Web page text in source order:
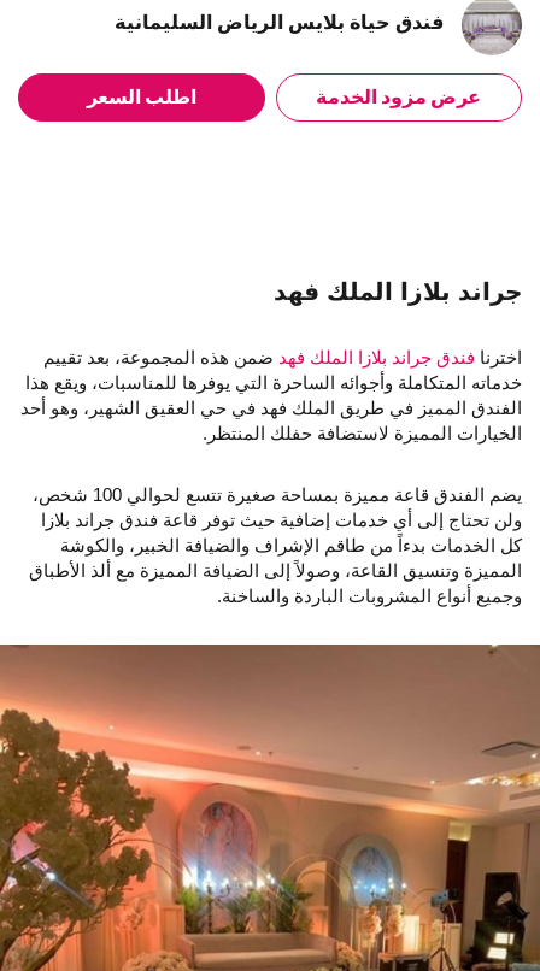
فندق حياة بلايس الرياض السليمانية
عرض مزود الخدمة اطلب السعر
جراند بلازا الملك فهد
اخترنا فندق جراند بلازا الملك فهد ضمن هذه المجموعة، بعد تقييم
خدماته المتكاملة وأجوائه الساحرة التي يوفرها للمناسبات، ويقع هذا
الفندق المميز في طريق الملك فهد في حي العقيق الشهير، وهو أحد
الخيارات المميزة لاستضافة حفلك المنتظر.
يضم الفندق قاعة مميزة بمساحة صغيرة تتسع لحوالي 100 شخص،
ولن تحتاج إلى أي خدمات إضافية حيث توفر قاعة فندق جراند بلازا
كل الخدمات بدءاً من طاقم الإشراف والضيافة الخبير، والكوشة
المميزة وتنسيق القاعة، وصولاً إلى الضيافة المميزة مع ألذ الأطباق
وجميع أنواع المشروبات الباردة والساخنة.